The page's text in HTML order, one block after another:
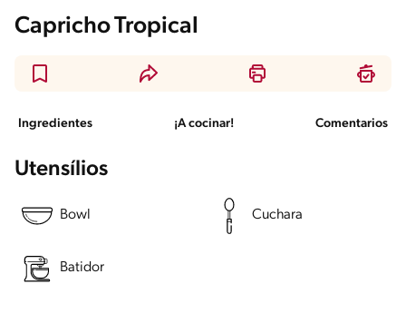
Capricho Tropical
Ingredientes ¡A cocinar! Comentarios
Utensílios
Bowl Cuchara
Batidor